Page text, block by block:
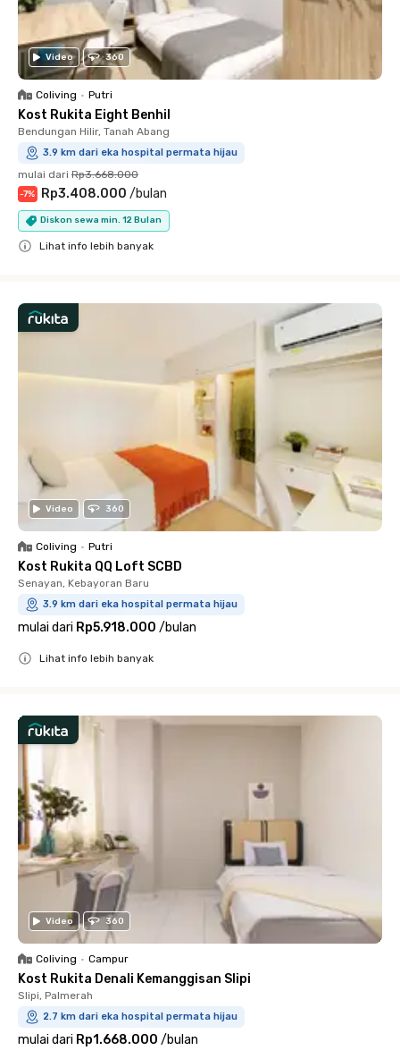
Video 360
Coliving • Putri
Kost Rukita Eight Benhil
Bendungan Hilir, Tanah Abang
3.9 km dari eka hospital permata hijau
mulai dari Rp3.668.000
-7% Rp3.408.000 /bulan
Diskon sewa min. 12 Bulan
Lihat info lebih banyak
Video 360
Coliving • Putri
Kost Rukita QQ Loft SCBD
Senayan, Kebayoran Baru
3.9 km dari eka hospital permata hijau
mulai dari Rp5.918.000 /bulan
Lihat info lebih banyak
Video 360
Coliving • Campur
Kost Rukita Denali Kemanggisan Slipi
Slipi, Palmerah
2.7 km dari eka hospital permata hijau
mulai dari Rp1.668.000 /bulan